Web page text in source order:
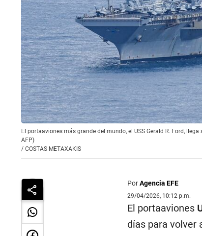
El portaaviones más grande del mundo, el USS Gerald R. Ford,
AFP)
/ COSTAS METAXAKIS
PorAgencia EFE
29/04/2026, 10:12 p.m.
El portaaviones
días para volver